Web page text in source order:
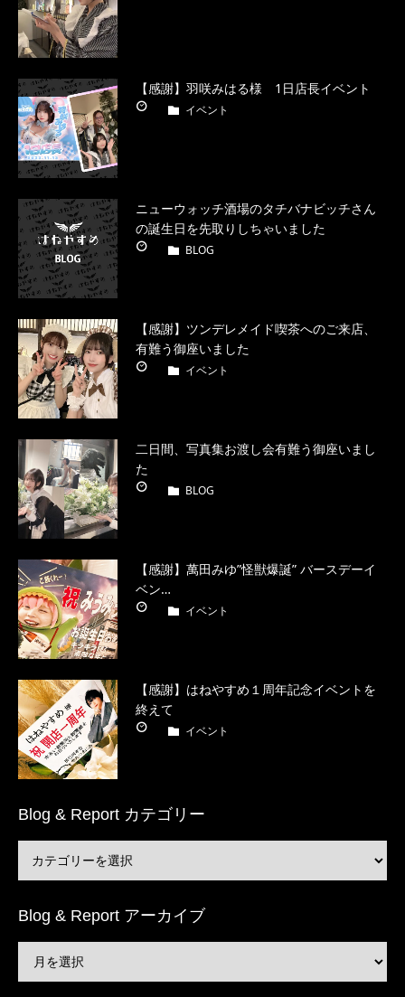
【感謝】羽咲みはる様 1日店長イベント
イベント
ニューウォッチ酒場のタチバナビッチさん
の誕生日を先取りしちゃいました
BLOG
【感謝】ツンデレメイド喫茶へのご来店、
有難う御座いました
イベント
二日間、写真集お渡し会有難う御座いまし
た
BLOG
【感謝】萬田みゆ”怪獣爆誕” バースデーイ
ベン…
イベント
【感謝】はねやすめ１周年記念イベントを
終えて
イベント
Blog & Report カテゴリー
Blog & Report アーカイブ